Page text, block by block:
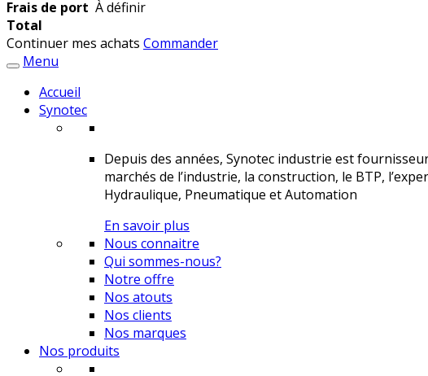
Frais de port À définir
Total
Continuer mes achats Commander
Menu
Accueil
Synotec
Depuis des années, Synotec industrie est
marchés de l’industrie, la construction, le BTP,
Hydraulique, Pneumatique et Automation
En savoir plus
Nous connaitre
Qui sommes-nous?
Notre offre
Nos atouts
Nos clients
Nos marques
Nos produits